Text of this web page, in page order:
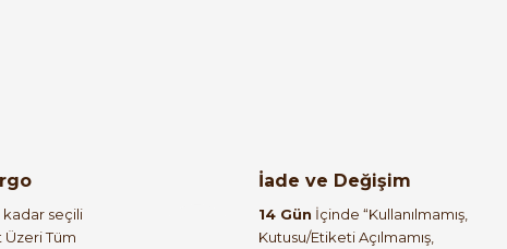
kadar seçili
Tüm
İade ve Değişim
14 Gün İçinde “Kullanılmamış,
Kutusu/Etiketi Açılmamış,